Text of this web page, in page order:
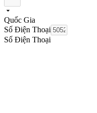
Quốc Gia
Số Điện Thoại
Số Điện Thoại